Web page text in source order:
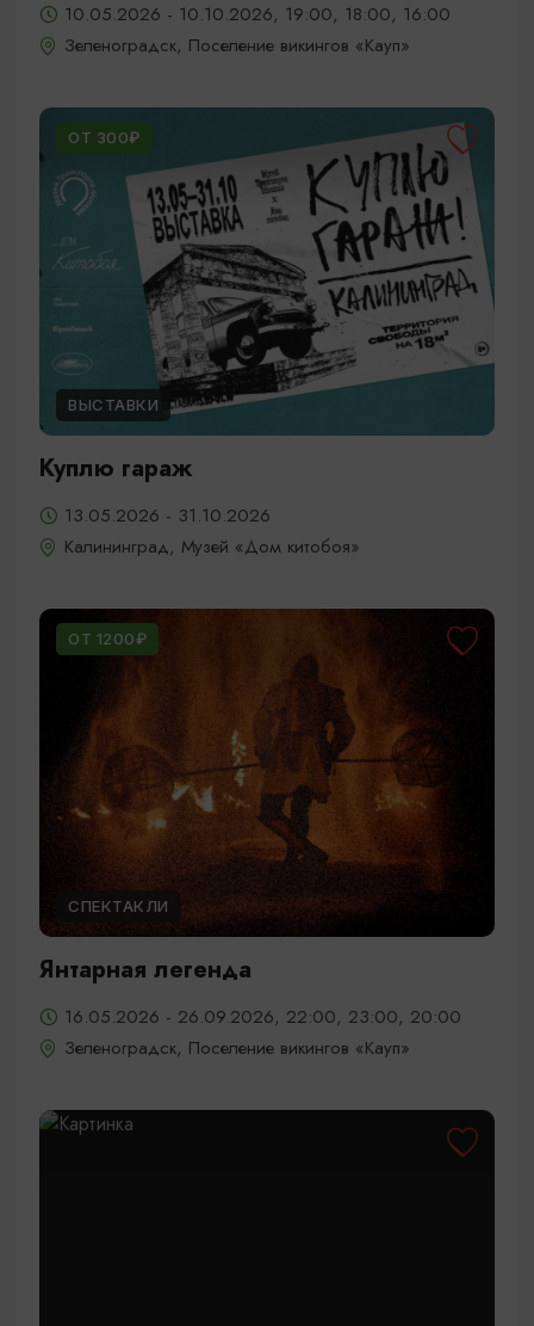
10.05.2026 - 10.10.2026, 19:00, 18:00, 16:00
Зеленоградск, Поселение викингов «Кауп»
ОТ 300₽
ВЫСТАВКИ
Куплю гараж
13.05.2026 - 31.10.2026
Калининград, Музей «Дом китобоя»
ОТ 1200₽
СПЕКТАКЛИ
Янтарная легенда
16.05.2026 - 26.09.2026, 22:00, 23:00, 20:00
Зеленоградск, Поселение викингов «Кауп»